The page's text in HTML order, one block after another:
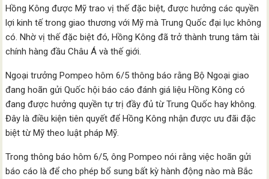
Hồng Kông được Mỹ trao vị thế đặc biệt, được hưởng các quyền
lợi kinh tế trong giao thương với Mỹ mà Trung Quốc đại lục không
có. Nhờ vị thế đặc biệt đó, Hồng Kông đã trở thành trung tâm tài
chính hàng đầu Châu Á và thế giới.
Ngoại trưởng Pompeo hôm 6/5 thông báo rằng Bộ Ngoại giao
đang hoãn gửi Quốc hội báo cáo đánh giá liệu Hồng Kông có
đang được hưởng quyền tự trị đầy đủ từ Trung Quốc hay không.
Đây là điều kiện tiên quyết để Hồng Kông nhận được ưu đãi đặc
biệt từ Mỹ theo luật pháp Mỹ.
Trong thông báo hôm 6/5, ông Pompeo nói rằng việc hoãn gửi
báo cáo là để cho phép bổ sung bất kỳ hành động nào mà Bắc